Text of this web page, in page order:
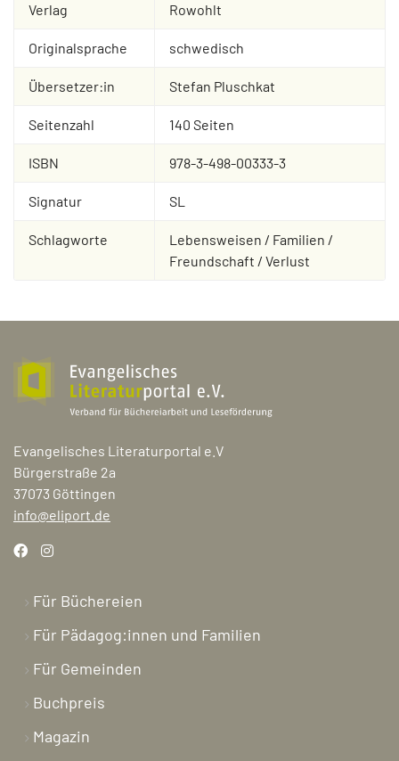
Verlag Rowohlt
Originalsprache schwedisch
Übersetzer:in Stefan Pluschkat
Seitenzahl 140 Seiten
ISBN 978-3-498-00333-3
Signatur SL
Schlagworte
Lebensweisen / Familien /
Freundschaft / Verlust
Evangelisches Literaturportal e.V
Bürgerstraße 2a
37073 Göttingen
info@eliport.de
Für Büchereien
Für Pädagog:innen und Familien
Für Gemeinden
Buchpreis
Magazin